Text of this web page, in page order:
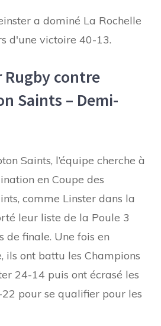
a dominé La Rochelle
d'une victoire 40-13.
Rugby contre
Saints – Demi-
Saints, l’équipe cherche à
en Coupe des
comme Linster dans la
leur liste de la Poule 3
de finale. Une fois en
ils ont battu les Champions
24-14 puis ont écrasé les
pour se qualifier pour les